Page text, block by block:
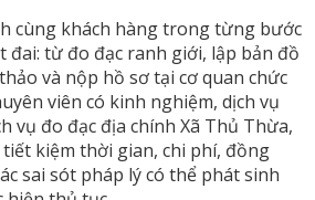
cùng khách hàng trong từng bước
đai: từ đo đạc ranh giới, lập bản đồ
và nộp hồ sơ tại cơ quan chức
viên có kinh nghiệm, dịch vụ
vụ đo đạc địa chính Xã Thủ Thừa,
kiệm thời gian, chi phí, đồng
sai sót pháp lý có thể phát sinh